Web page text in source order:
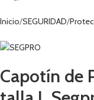
Inicio SEGURIDAD
Capotín de